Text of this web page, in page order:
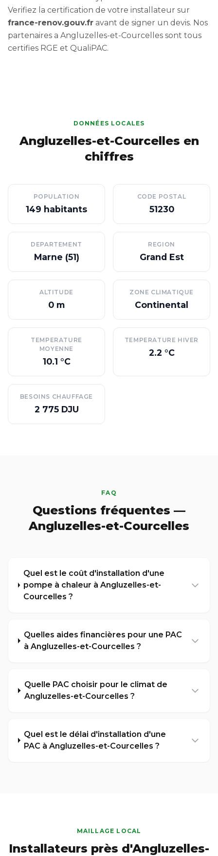
Verifiez la certification de votre installateur sur
france-renov.gouv.fr avant de signer un devis. Nos
partenaires a Angluzelles-et-Courcelles sont tous
certifies RGE et QualiPAC.
DONNÉES LOCALES
Angluzelles-et-Courcelles en
chiffres
POPULATION
149 habitants
CODE POSTAL
51230
DEPARTEMENT
Marne (51)
REGION
Grand Est
ALTITUDE
0 m
ZONE CLIMATIQUE
Continental
TEMPERATURE
MOYENNE
10.1 °C
TEMPERATURE HIVER
2.2 °C
BESOINS CHAUFFAGE
2 775 DJU
FAQ
Questions fréquentes —
Angluzelles-et-Courcelles
Quel est le coût d'installation d'une
pompe à chaleur à Angluzelles-et-
Courcelles ?
Quelles aides financières pour une PAC
à Angluzelles-et-Courcelles ?
Quelle PAC choisir pour le climat de
Angluzelles-et-Courcelles ?
Quel est le délai d'installation d'une
PAC à Angluzelles-et-Courcelles ?
MAILLAGE LOCAL
Installateurs près d'Angluzelles-